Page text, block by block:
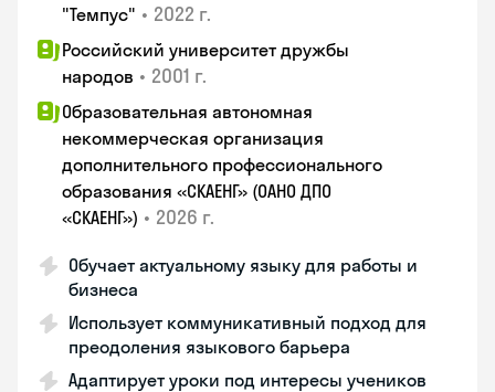
"Темпус" • 2022 г.
Российский университет дружбы
народов • 2001 г.
Образовательная автономная
некоммерческая организация
дополнительного профессионального
образования «СКАЕНГ» (ОАНО ДПО
«СКАЕНГ») • 2026 г.
Обучает актуальному языку для работы и
бизнеса
Использует коммуникативный подход для
преодоления языкового барьера
Адаптирует уроки под интересы учеников